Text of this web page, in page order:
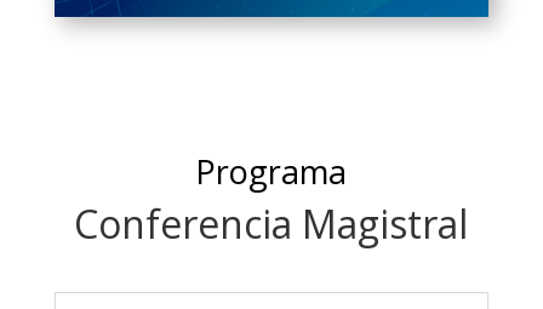
Programa
Conferencia Magistral